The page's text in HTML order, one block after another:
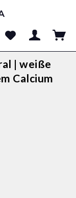
| weiße
Calcium